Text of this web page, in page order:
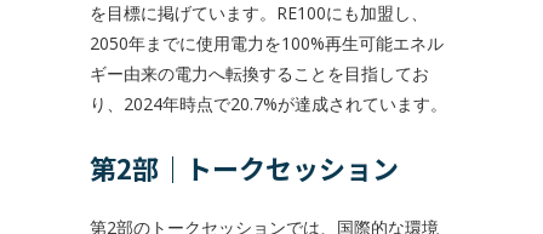
を目標に掲げています。RE100にも加盟し、
2050年までに使用電力を100%再生可能エネル
ギー由来の電力へ転換することを目指してお
り、2024年時点で20.7%が達成されています。
第2部｜トークセッション
第2部のトークセッションでは、国際的な環境